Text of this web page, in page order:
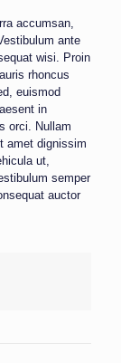
accumsan,
ante
wisi. Proin
rhoncus
euismod
in
orci. Nullam
amet dignissim
ut,
semper
auctor